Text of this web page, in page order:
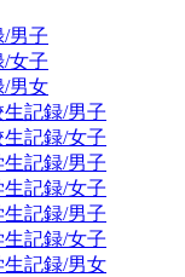
男子
女子
/男女
記録/男子
記録/女子
記録/男子
記録/女子
記録/男子
記録/女子
記録/男女